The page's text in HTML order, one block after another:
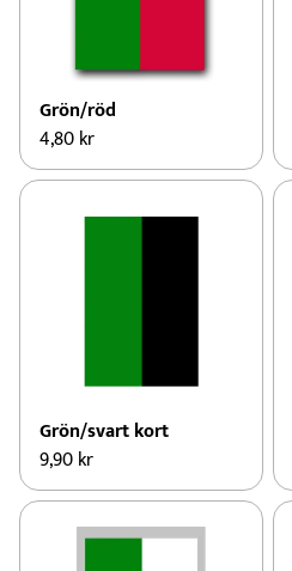
Grön/röd
4,80kr
Grön/svart kort
9,90kr